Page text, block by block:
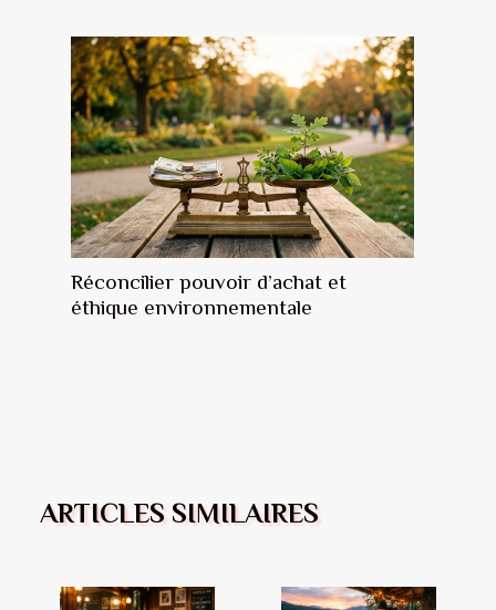
Réconcilier pouvoir d’achat et
éthique environnementale
ARTICLES SIMILAIRES